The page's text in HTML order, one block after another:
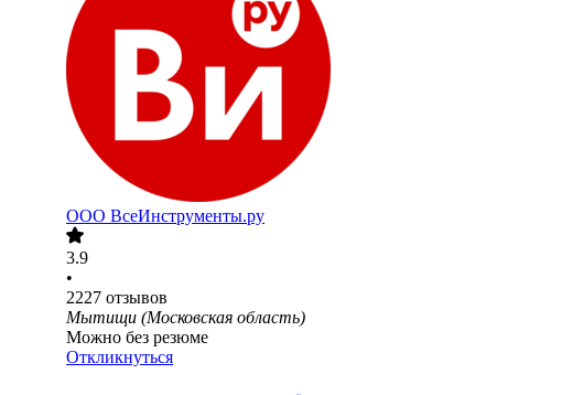
ООО ВсеИнструменты.ру
3.9
•
2227 отзывов
Мытищи (Московская область)
Можно без резюме
Откликнуться